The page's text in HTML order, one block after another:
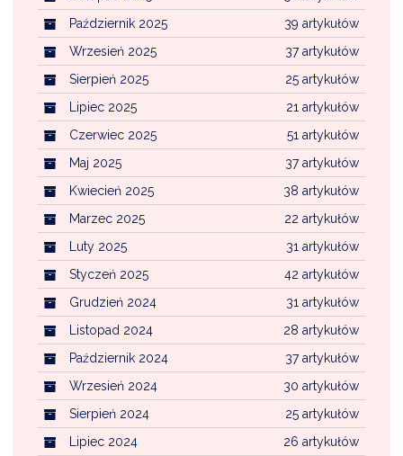
39 artykułów
Październik 2025
37 artykułów
Wrzesień 2025
25 artykułów
Sierpień 2025
21 artykułów
Lipiec 2025
51 artykułów
Czerwiec 2025
37 artykułów
Maj 2025
38 artykułów
Kwiecień 2025
22 artykułów
Marzec 2025
31 artykułów
Luty 2025
42 artykułów
Styczeń 2025
31 artykułów
Grudzień 2024
28 artykułów
Listopad 2024
37 artykułów
Październik 2024
30 artykułów
Wrzesień 2024
25 artykułów
Sierpień 2024
26 artykułów
Lipiec 2024